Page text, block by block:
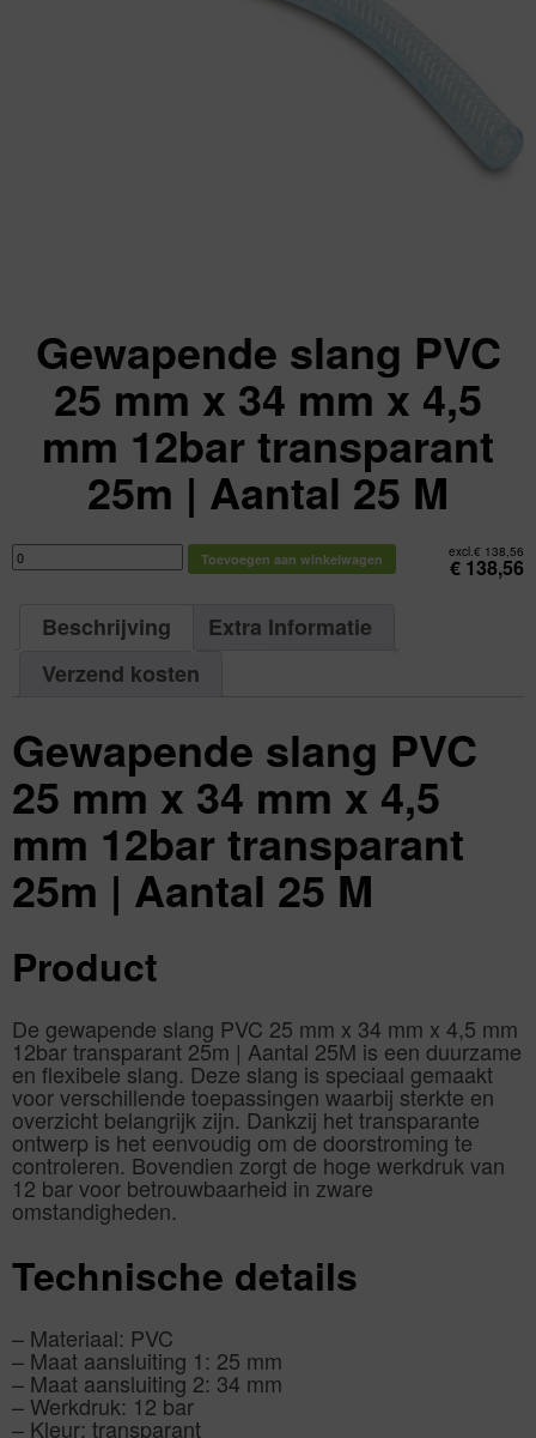
Gewapende slang PVC
25 mm x 34 mm x 4,5
mm 12bar transparant
25m | Aantal 25 M
excl.€ 138,56
€ 138,56
Gewapende
slang
PVC
Aantal
25
aantal
Toevoegen aan winkelwagen
Beschrijving
Extra Informatie
Verzend kosten
Gewapende slang PVC
25 mm x 34 mm x 4,5
mm 12bar transparant
25m | Aantal 25 M
Product
De gewapende slang PVC 25 mm x 34 mm x 4,5 mm
12bar transparant 25m | Aantal 25M is een duurzame
en flexibele slang. Deze slang is speciaal gemaakt
voor verschillende toepassingen waarbij sterkte en
overzicht belangrijk zijn. Dankzij het transparante
ontwerp is het eenvoudig om de doorstroming te
controleren. Bovendien zorgt de hoge werkdruk van
12 bar voor betrouwbaarheid in zware
omstandigheden.
Technische details
– Materiaal: PVC
– Maat aansluiting 1: 25 mm
– Maat aansluiting 2: 34 mm
– Werkdruk: 12 bar
– Kleur: transparant